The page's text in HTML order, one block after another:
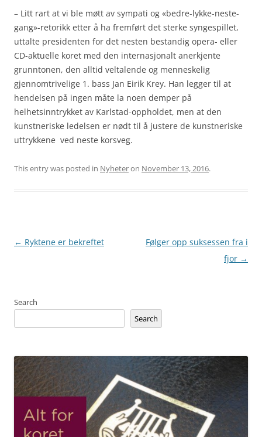
– Litt rart at vi ble møtt av sympati og «bedre-lykke-neste-
gang»-retorikk etter å ha fremført det sterke syngespillet,
uttalte presidenten for det nesten bestandig opera- eller
CD-aktuelle koret med den internasjonalt anerkjente
grunntonen, den alltid veltalende og menneskelig
gjennomtrivelige 1. bass Jan Eirik Krey. Han legger til at
hendelsen på ingen måte la noen demper på
helhetsinntrykket av Karlstad-oppholdet, men at den
kunstneriske ledelsen er nødt til å justere de kunstneriske
uttrykkene ved neste korsveg.
This entry was posted in Nyheteron November 13, 2016.
Post
← Ryktene er bekreftet
Følger opp suksessen fra i
fjor →
Search
Search